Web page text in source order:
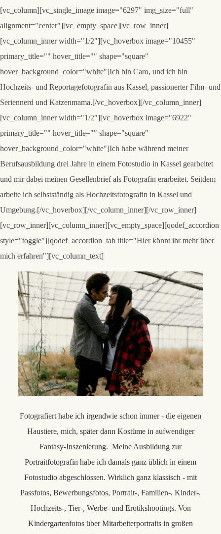
[vc_column][vc_single_image image="6297" img_size="full"
alignment="center"][vc_empty_space][vc_row_inner]
[vc_column_inner width="1/2"][vc_hoverbox image="10455"
primary_title="" hover_title="" shape="square"
hover_background_color="white"]Ich bin Caro, und ich bin
Hochzeits- und Reportagefotografin aus Kassel, passionerter Film- und
Seriennerd und Katzenmama.[/vc_hoverbox][/vc_column_inner]
[vc_column_inner width="1/2"][vc_hoverbox image="6922"
primary_title="" hover_title="" shape="square"
hover_background_color="white"]Ich habe während meiner
Berufsausbildung drei Jahre in einem Fotostudio in Kassel gearbeitet
und mir dabei meinen Gesellenbrief als Fotografin erarbeitet. Seitdem
arbeite ich selbstständig als Hochzeitsfotografin in Kassel und
Umgebung.[/vc_hoverbox][/vc_column_inner][/vc_row_inner]
[vc_row_inner][vc_column_inner][vc_empty_space][qodef_accordion
style="toggle"][qodef_accordion_tab title="Hier könnt ihr mehr über
mich erfahren"][vc_column_text]
Fotografiert habe ich irgendwie schon immer - die eigenen
Haustiere, mich, später dann Kostüme in aufwendiger
Fantasy-Inszenierung. Meine Ausbildung zur
Portraitfotografin habe ich damals ganz üblich in einem
Fotostudio abgeschlossen. Wirklich ganz klassisch - mit
Passfotos, Bewerbungsfotos, Portrait-, Familien-, Kinder-,
Hochzeits-, Tier-, Werbe- und Erotikshootings. Von
Kindergartenfotos über Mitarbeiterportraits in großen